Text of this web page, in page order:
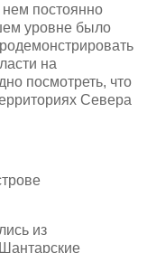
нем постоянно
уровне было
на
посмотреть, что
Севера
из